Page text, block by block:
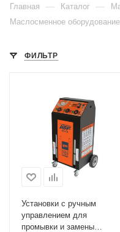
Главная — Каталог —
Маслосменное
ФИЛЬТР
Установки с ручным
управлением для
промывки и замены